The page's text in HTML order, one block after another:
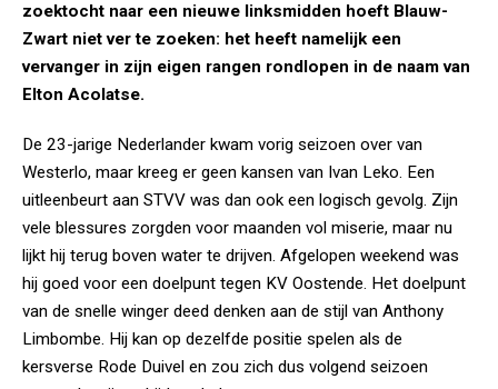
zoektocht naar een nieuwe linksmidden hoeft Blauw-
Zwart niet ver te zoeken: het heeft namelijk een
vervanger in zijn eigen rangen rondlopen in de naam van
Elton Acolatse.
De 23-jarige Nederlander kwam vorig seizoen over van
Westerlo, maar kreeg er geen kansen van Ivan Leko. Een
uitleenbeurt aan STVV was dan ook een logisch gevolg. Zijn
vele blessures zorgden voor maanden vol miserie, maar nu
lijkt hij terug boven water te drijven. Afgelopen weekend was
hij goed voor een doelpunt tegen KV Oostende. Het doelpunt
van de snelle winger deed denken aan de stijl van Anthony
Limbombe. Hij kan op dezelfde positie spelen als de
kersverse Rode Duivel en zou zich dus volgend seizoen